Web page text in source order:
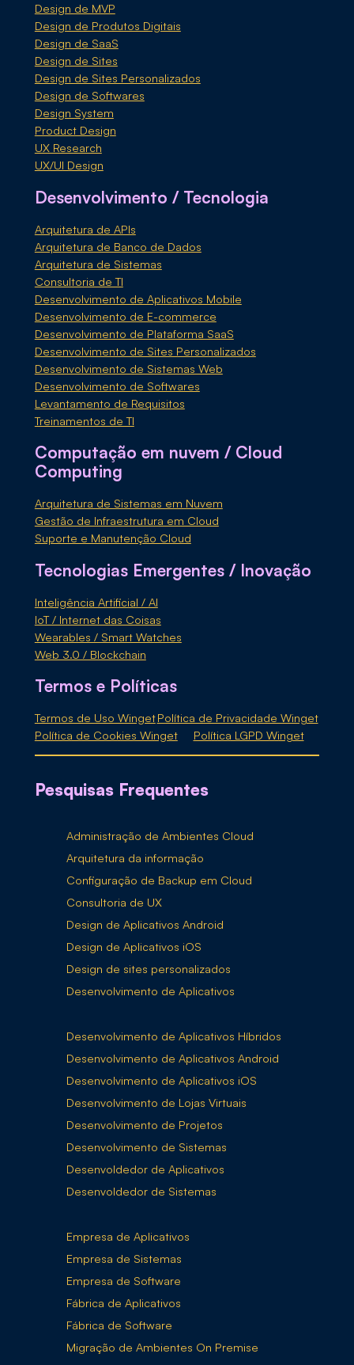
Design de MVP
Design de Produtos Digitais
Design de SaaS
Design de Sites
Design de Sites Personalizados
Design de Softwares
Design System
Product Design
UX Research
UX/UI Design
Desenvolvimento / Tecnologia
Arquitetura de APIs
Arquitetura de Banco de Dados
Arquitetura de Sistemas
Consultoria de TI
Desenvolvimento de Aplicativos Mobile
Desenvolvimento de E-commerce
Desenvolvimento de Plataforma SaaS
Desenvolvimento de Sites Personalizados
Desenvolvimento de Sistemas Web
Desenvolvimento de Softwares
Levantamento de Requisitos
Treinamentos de TI
Computação em nuvem / Cloud
Computing
Arquitetura de Sistemas em Nuvem
Gestão de Infraestrutura em Cloud
Suporte e Manutenção Cloud
Tecnologias Emergentes / Inovação
Inteligência Artificial / AI
IoT / Internet das Coisas
Wearables / Smart Watches
Web 3.0 / Blockchain
Termos e Políticas
Termos de Uso WingetPolítica de Privacidade Winget
Política de Cookies Winget
Política LGPD Winget
Pesquisas Frequentes
Administração de Ambientes Cloud
Arquitetura da informação
Configuração de Backup em Cloud
Consultoria de UX
Design de Aplicativos Android
Design de Aplicativos iOS
Design de sites personalizados
Desenvolvimento de Aplicativos
Desenvolvimento de Aplicativos Híbridos
Desenvolvimento de Aplicativos Android
Desenvolvimento de Aplicativos iOS
Desenvolvimento de Lojas Virtuais
Desenvolvimento de Projetos
Desenvolvimento de Sistemas
Desenvoldedor de Aplicativos
Desenvoldedor de Sistemas
Empresa de Aplicativos
Empresa de Sistemas
Empresa de Software
Fábrica de Aplicativos
Fábrica de Software
Migração de Ambientes On Premise